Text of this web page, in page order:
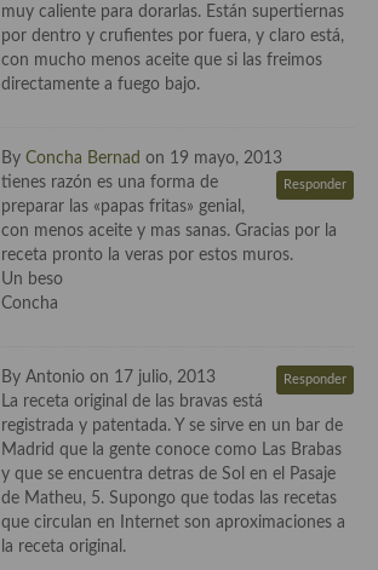
muy caliente para dorarlas. Están supertiernas
por dentro y crufientes por fuera, y claro está,
con mucho menos aceite que si las freimos
directamente a fuego bajo.
By Concha Bernad on 19 mayo, 2013
Responder
tienes razón es una forma de
preparar las «papas fritas» genial,
con menos aceite y mas sanas. Gracias por la
receta pronto la veras por estos muros.
Un beso
Concha
By Antonio on 17 julio, 2013 Responder
La receta original de las bravas está
registrada y patentada. Y se sirve en un bar de
Madrid que la gente conoce como Las Brabas
y que se encuentra detras de Sol en el Pasaje
de Matheu, 5. Supongo que todas las recetas
que circulan en Internet son aproximaciones a
la receta original.